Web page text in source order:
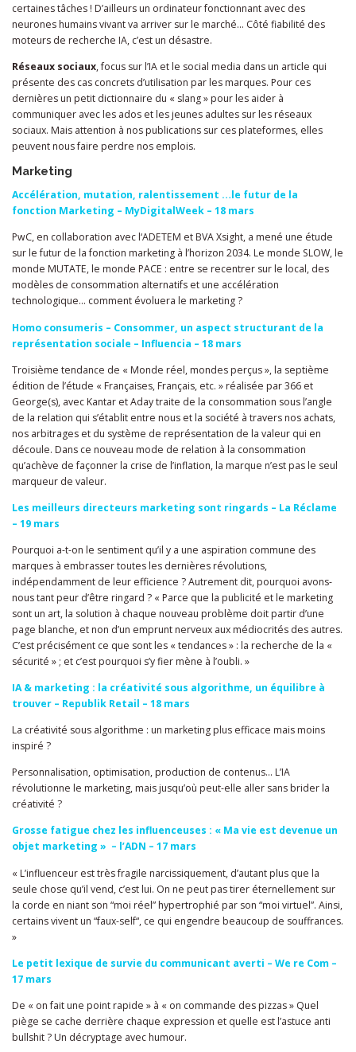
certaines tâches ! D’ailleurs un ordinateur fonctionnant avec des
neurones humains vivant va arriver sur le marché… Côté fiabilité des
moteurs de recherche IA, c’est un désastre.
Réseaux sociaux, focus sur l’IA et le social media dans un article qui
présente des cas concrets d’utilisation par les marques. Pour ces
dernières un petit dictionnaire du « slang » pour les aider à
communiquer avec les ados et les jeunes adultes sur les réseaux
sociaux. Mais attention à nos publications sur ces plateformes, elles
peuvent nous faire perdre nos emplois.
Marketing
Accélération, mutation, ralentissement …le futur de la
fonction Marketing – MyDigitalWeek – 18 mars
PwC, en collaboration avec l‘ADETEM et BVA Xsight, a mené une étude
sur le futur de la fonction marketing à l’horizon 2034. Le monde SLOW, le
monde MUTATE, le monde PACE : entre se recentrer sur le local, des
modèles de consommation alternatifs et une accélération
technologique… comment évoluera le marketing ?
Homo consumeris – Consommer, un aspect structurant de la
représentation sociale – Influencia – 18 mars
Troisième tendance de « Monde réel, mondes perçus », la septième
édition de l’étude « Françaises, Français, etc. » réalisée par 366 et
George(s), avec Kantar et Aday traite de la consommation sous l’angle
de la relation qui s’établit entre nous et la société à travers nos achats,
nos arbitrages et du système de représentation de la valeur qui en
découle. Dans ce nouveau mode de relation à la consommation
qu’achève de façonner la crise de l’inflation, la marque n’est pas le seul
marqueur de valeur.
Les meilleurs directeurs marketing sont ringards – La Réclame
– 19 mars
Pourquoi a-t-on le sentiment qu’il y a une aspiration commune des
marques à embrasser toutes les dernières révolutions,
indépendamment de leur efficience ? Autrement dit, pourquoi avons-
nous tant peur d’être ringard ? « Parce que la publicité et le marketing
sont un art, la solution à chaque nouveau problème doit partir d’une
page blanche, et non d’un emprunt nerveux aux médiocrités des autres.
C’est précisément ce que sont les « tendances » : la recherche de la «
sécurité » ; et c’est pourquoi s’y fier mène à l’oubli. »
IA & marketing : la créativité sous algorithme, un équilibre à
trouver – Republik Retail – 18 mars
La créativité sous algorithme : un marketing plus efficace mais moins
inspiré ?
Personnalisation, optimisation, production de contenus… L’IA
révolutionne le marketing, mais jusqu’où peut-elle aller sans brider la
créativité ?
Grosse fatigue chez les influenceuses : « Ma vie est devenue un
objet marketing » – l’ADN – 17 mars
« L’influenceur est très fragile narcissiquement, d’autant plus que la
seule chose qu’il vend, c’est lui. On ne peut pas tirer éternellement sur
la corde en niant son “moi réel” hypertrophié par son “moi virtuel”. Ainsi,
certains vivent un “faux-self“, ce qui engendre beaucoup de souffrances.
»
Le petit lexique de survie du communicant averti – We re Com –
17 mars
De « on fait une point rapide » à « on commande des pizzas » Quel
piège se cache derrière chaque expression et quelle est l’astuce anti
bullshit ? Un décryptage avec humour.